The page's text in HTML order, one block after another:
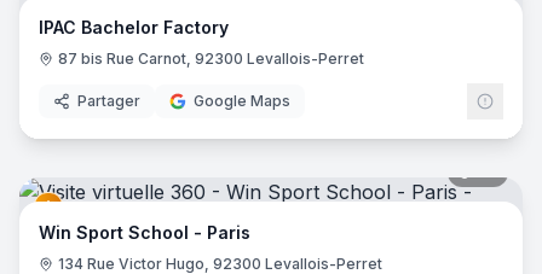
IPAC Bachelor Factory
87 bis Rue Carnot, 92300 Levallois-Perret
Partager Google Maps
Win Sport School - Paris
134 Rue Victor Hugo, 92300 Levallois-Perret